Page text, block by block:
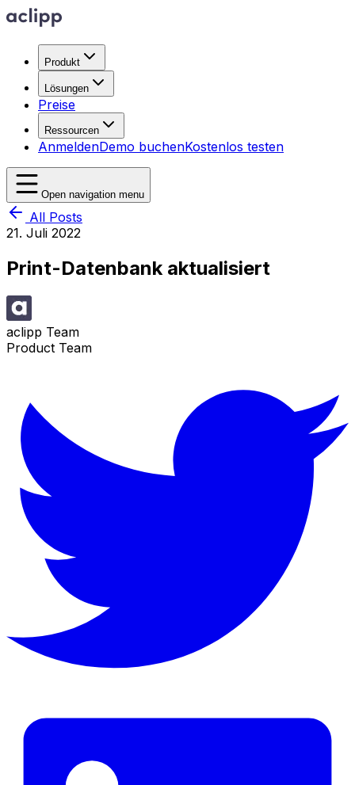
Produkt
Lösungen
Preise
Ressourcen
AnmeldenDemo buchenKostenlos testen
Open navigation menu
All Posts
21. Juli 2022
Print-Datenbank aktualisiert
aclipp Team
Product Team